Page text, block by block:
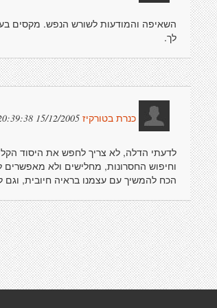
השאיפה והמודעות לשורש הנפש. מקסים
לך.
כנרת בטורקיז 15/12/2005 20:39:38
לדעתי הדלה, לא צריך לחפש את היסוד
וחיפוש החסרונות, מחלישים ולא מאפשרים
הכח להמשיך עם עצמנו בראיה חיובית, וגם